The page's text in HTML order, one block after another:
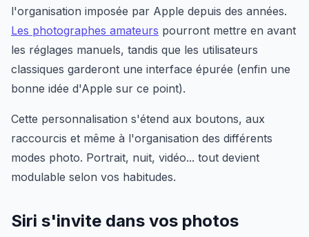
l'organisation imposée par Apple depuis des années.
Les photographes amateurs pourront mettre en avant
les réglages manuels, tandis que les utilisateurs
classiques garderont une interface épurée (enfin une
bonne idée d'Apple sur ce point).
Cette personnalisation s'étend aux boutons, aux
raccourcis et même à l'organisation des différents
modes photo. Portrait, nuit, vidéo... tout devient
modulable selon vos habitudes.
Siri s'invite dans vos photos